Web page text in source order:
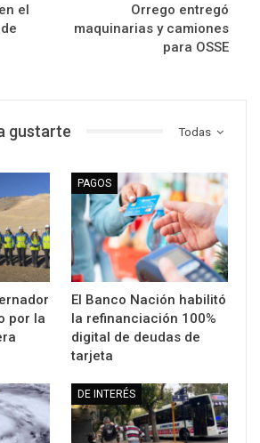
el
Orrego entregó
maquinarias y camiones
para OSSE
Todas
gustarte
por la
PAGOS
El Banco Nación habilitó
la refinanciación 100%
digital de deudas de
tarjeta
DE INTERÉS